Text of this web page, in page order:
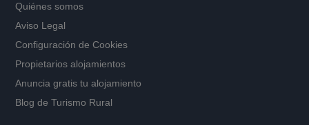
Quiénes somos
Aviso Legal
Configuración de Cookies
Propietarios alojamientos
Anuncia gratis tu alojamiento
Blog de Turismo Rural